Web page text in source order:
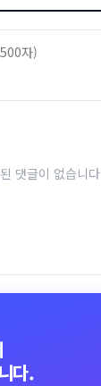
댓글이 없습니다
다.